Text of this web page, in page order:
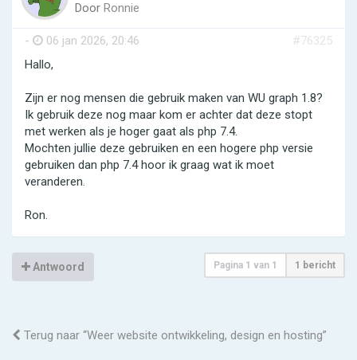
Door Ronnie
- 06 jan 2026, 20:46
#76325
Hallo,
Zijn er nog mensen die gebruik maken van WU graph 1.8?
Ik gebruik deze nog maar kom er achter dat deze stopt
met werken als je hoger gaat als php 7.4.
Mochten jullie deze gebruiken en een hogere php versie
gebruiken dan php 7.4 hoor ik graag wat ik moet
veranderen.
Ron.
Antwoord Pagina 1 van 1 1 bericht
Terug naar “Weer website ontwikkeling, design en hosting”